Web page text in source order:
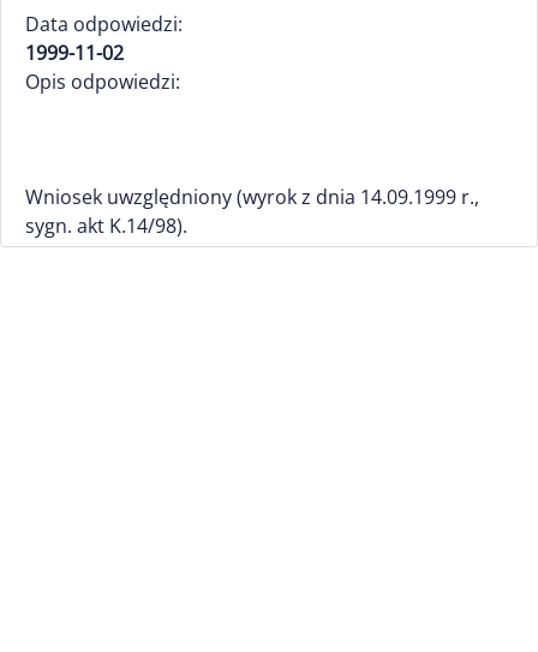
Data odpowiedzi:
1999-11-02
Opis odpowiedzi:
Wniosek uwzględniony (wyrok z dnia 14.09.1999 r.,
sygn. akt K.14/98).